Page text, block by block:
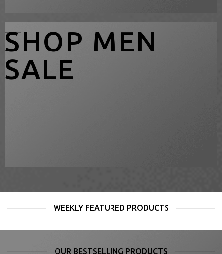
SHOP MEN
SALE
WEEKLY FEATURED PRODUCTS
OUR BESTSELLING PRODUCTS